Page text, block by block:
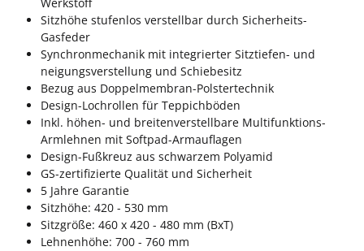
Sitzhöhe stufenlos verstellbar durch Sicherheits-
Gasfeder
Synchronmechanik mit integrierter Sitztiefen- und
neigungsverstellung und Schiebesitz
Bezug aus Doppelmembran-Polstertechnik
Design-Lochrollen für Teppichböden
Inkl. höhen- und breitenverstellbare Multifunktions-
Armlehnen mit Softpad-Armauflagen
Design-Fußkreuz aus schwarzem Polyamid
GS-zertifizierte Qualität und Sicherheit
5 Jahre Garantie
Sitzhöhe: 420 - 530 mm
Sitzgröße: 460 x 420 - 480 mm (BxT)
Lehnenhöhe: 700 - 760 mm